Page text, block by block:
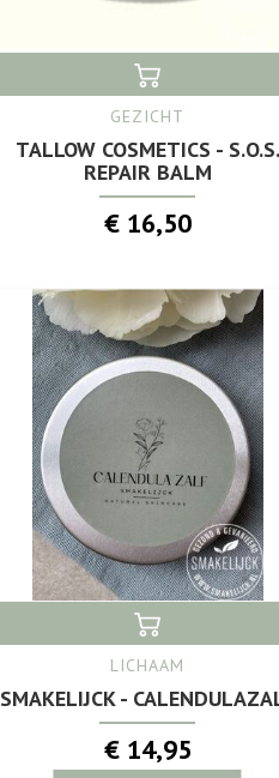
GEZICHT
TALLOW COSMETICS - S.O.S.
REPAIR BALM
€ 16,50
LICHAAM
SMAKELIJCK -
€ 14,95